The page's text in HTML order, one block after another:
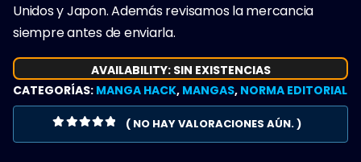
Unidos y Japon. Además revisamos la mercancia
siempre antes de enviarla.
AVAILABILITY: SIN EXISTENCIAS
CATEGORÍAS: MANGA HACK, MANGAS, NORMA EDITORIAL
( NO HAY VALORACIONES AÚN. )